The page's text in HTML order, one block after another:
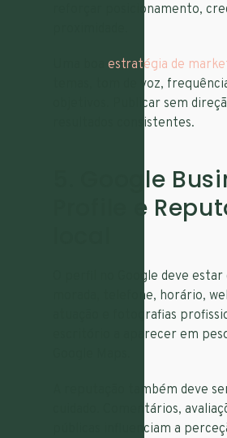
reforçar posicionamento,
estratégia de
temas, tom de voz,
objetivos. Publicar sem
resultados consistentes.
5. Google
Profile e
O perfil no Google deve
morada, telefone, horário,
atuação e fotografias
escritório a aparecer em
A reputação também deve
cuidado. Comentários,
públicas influenciam a